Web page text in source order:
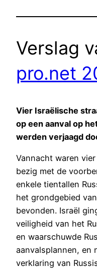
Verslag
pro.net
Vier Israëlische
op een aanval op
werden verjaagd
Vannacht waren
bezig met de
enkele tientallen
het grondgebied
bevonden. Israël
veiligheid van het
en waarschuwde
aanvalsplannen, en
verklaring van